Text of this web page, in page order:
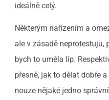
ideálně celý.
Některým nařízením a
ale v zásadě neprotestuju,
bych to uměla líp.
přesně, jak to dělat dobře
nouze nějaké jedno